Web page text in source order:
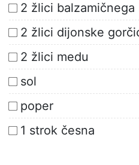
2 žlici balzamičnega
2 žlici dijonske
2 žlici medu
sol
poper
1 strok česna